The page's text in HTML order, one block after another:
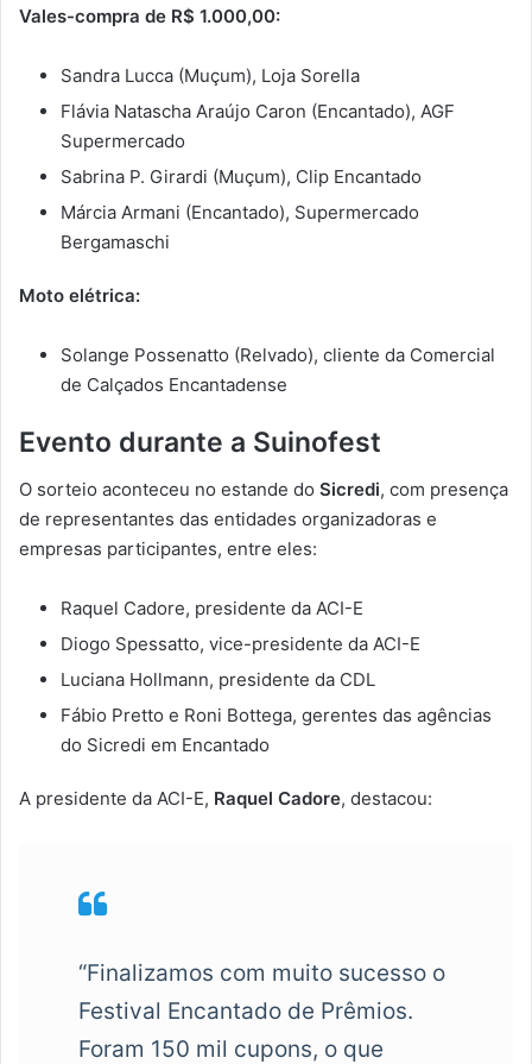
Vales-compra de R$ 1.000,00:
Sandra Lucca (Muçum), Loja Sorella
Flávia Natascha Araújo Caron (Encantado), AGF
Supermercado
Sabrina P. Girardi (Muçum), Clip Encantado
Márcia Armani (Encantado), Supermercado
Bergamaschi
Moto elétrica:
Solange Possenatto (Relvado), cliente da Comercial
de Calçados Encantadense
Evento durante a Suinofest
O sorteio aconteceu no estande do Sicredi, com presença
de representantes das entidades organizadoras e
empresas participantes, entre eles:
Raquel Cadore, presidente da ACI-E
Diogo Spessatto, vice-presidente da ACI-E
Luciana Hollmann, presidente da CDL
Fábio Pretto e Roni Bottega, gerentes das agências
do Sicredi em Encantado
A presidente da ACI-E, Raquel Cadore, destacou:
“Finalizamos com muito sucesso o
Festival Encantado de Prêmios.
Foram 150 mil cupons, o que